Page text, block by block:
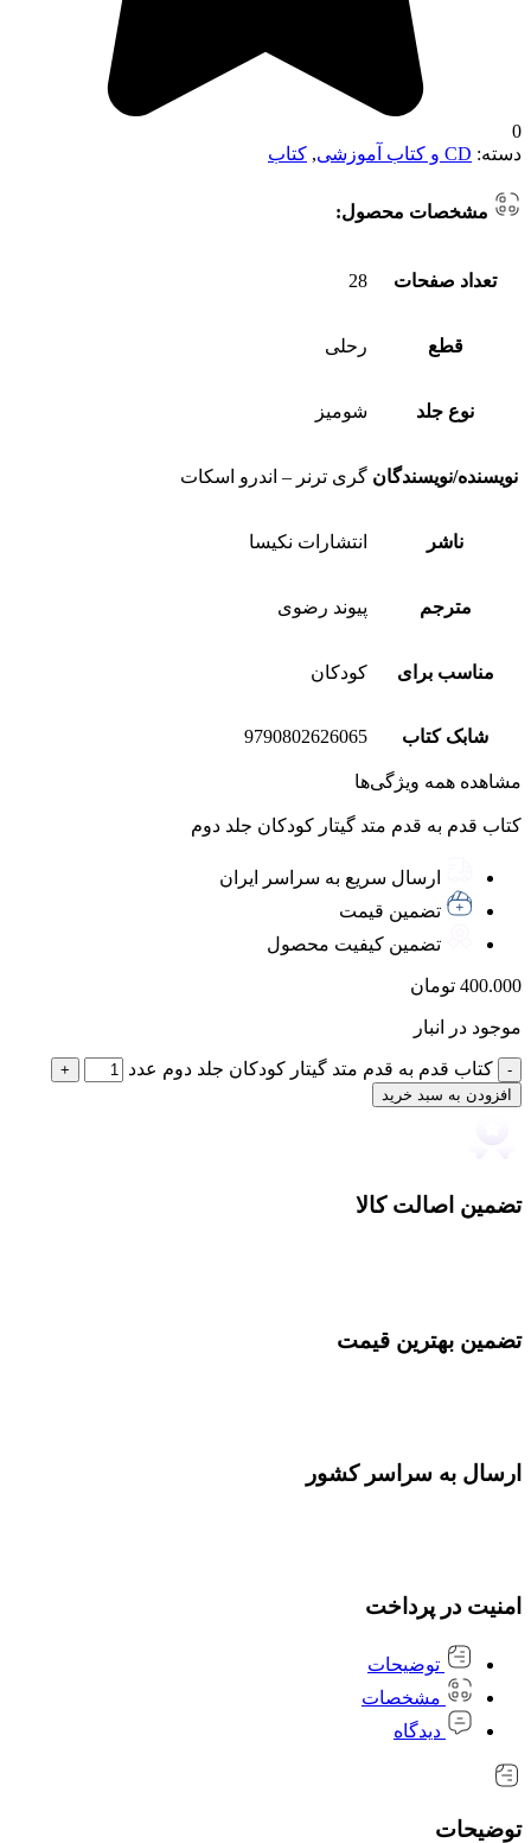
0
دسته: CD و کتاب آموزشی , کتاب
مشخصات محصول:
تعداد صفحات 28
قطع رحلی
نوع جلد شومیز
نویسنده/نویسندگان گری ترنر – اندرو اسکات
ناشر انتشارات نکیسا
مترجم پیوند رضوی
مناسب برای کودکان
شابک کتاب 9790802626065
مشاهده همه ویژگی‌ها
کتاب قدم به قدم متد گیتار کودکان جلد دوم
ارسال سریع به سراسر ایران
تضمین قیمت
تضمین کیفیت محصول
400.000 تومان
موجود در انبار
کتاب قدم به قدم متد گیتار کودکان جلد دوم عدد
افزودن به سبد خرید
تضمین اصالت کالا
تضمین بهترین قیمت
ارسال به سراسر کشور
امنیت در پرداخت
توضیحات
مشخصات
دیدگاه
توضیحات